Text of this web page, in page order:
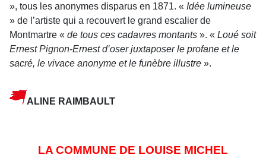
», tous les anonymes disparus en 1871. « Idée lumineuse
» de l’artiste qui a recouvert le grand escalier de
Montmartre « de tous ces cadavres montants ». « Loué soit
Ernest Pignon-Ernest d’oser juxtaposer le profane et le
sacré, le vivace anonyme et le funèbre illustre ».
ALINE RAIMBAULT
LA COMMUNE DE LOUISE MICHEL